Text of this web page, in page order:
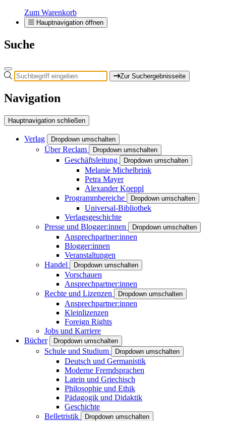
Zum Warenkorb
Hauptnavigation öffnen
Suche
Zur Suchergebnisseite
Navigation
Hauptnavigation schließen
Verlag Dropdown umschalten
Über Reclam Dropdown umschalten
Geschäftsleitung Dropdown umschalten
Melanie Michelbrink
Petra Mayer
Alexander Koeppl
Programmbereiche
Dropdown umschalten
Universal-Bibliothek
Verlagsgeschichte
Presse und Blogger:innen
Dropdown umschalten
Ansprechpartner:innen
Blogger:innen
Veranstaltungen
Handel
Dropdown umschalten
Vorschauen
Ansprechpartner:innen
Rechte und Lizenzen
Dropdown umschalten
Ansprechpartner:innen
Kleinlizenzen
Foreign Rights
Jobs und Karriere
Bücher
Dropdown umschalten
Schule und Studium Dropdown umschalten
Deutsch und Germanistik
Moderne Fremdsprachen
Latein und Griechisch
Philosophie und Ethik
Pädagogik und Didaktik
Geschichte
Belletristik
Dropdown umschalten